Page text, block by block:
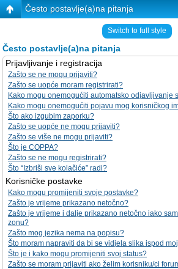
Često postavlje(a)na pitanja
Switch to full style
Često postavlje(a)na pitanja
Prijavljivanje i registracija
Zašto se ne mogu prijaviti?
Zašto se uopće moram registrirati?
Kako mogu onemogućiti automatsko odjavljivanje
Kako mogu onemogućiti pojavu mog korisničkog
Što ako izgubim zaporku?
Zašto se uopće ne mogu prijaviti?
Zašto se više ne mogu prijaviti?
Što je COPPA?
Zašto se ne mogu registrirati?
Što “Izbriši sve kolačiće” radi?
Korisničke postavke
Kako mogu promijeniti svoje postavke?
Zašto je vrijeme prikazano netočno?
Zašto je vrijeme i dalje prikazano netočno iako
zonu?
Zašto mog jezika nema na popisu?
Što moram napraviti da bi se vidjela slika ispod
Što je i kako mogu promijeniti svoj status?
Zašto se moram prijaviti ako želim korisniku/ci